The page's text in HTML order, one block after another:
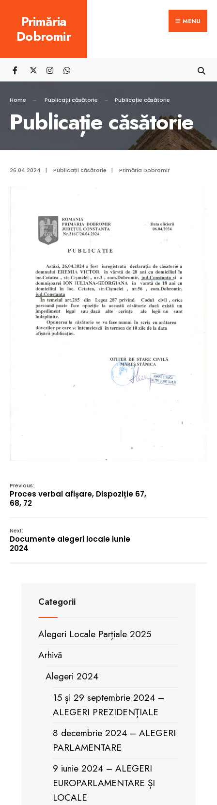
content
Primăria
Dobromir
MENU
Home Publicații căsătorie Publicație căsătorie
Publicație căsătorie
26.04.2024 | Publicații căsătorie | Primăria Dobromir
Previous:
Proces verbal afișare, Dispoziție 67,
68, 72
Next:
Documente alegeri locale iunie
2024
Categorii
Alegeri Locale Parțiale 2025
Arhivă
Alegeri 2024
15 și 29 septembrie 2024 –
ALEGERI PREZIDENȚIALE
8 decembrie 2024 – ALEGERI
PARLAMENTARE
9 iunie 2024 – ALEGERI
EUROPARLAMENTARE ȘI
LOCALE
for: